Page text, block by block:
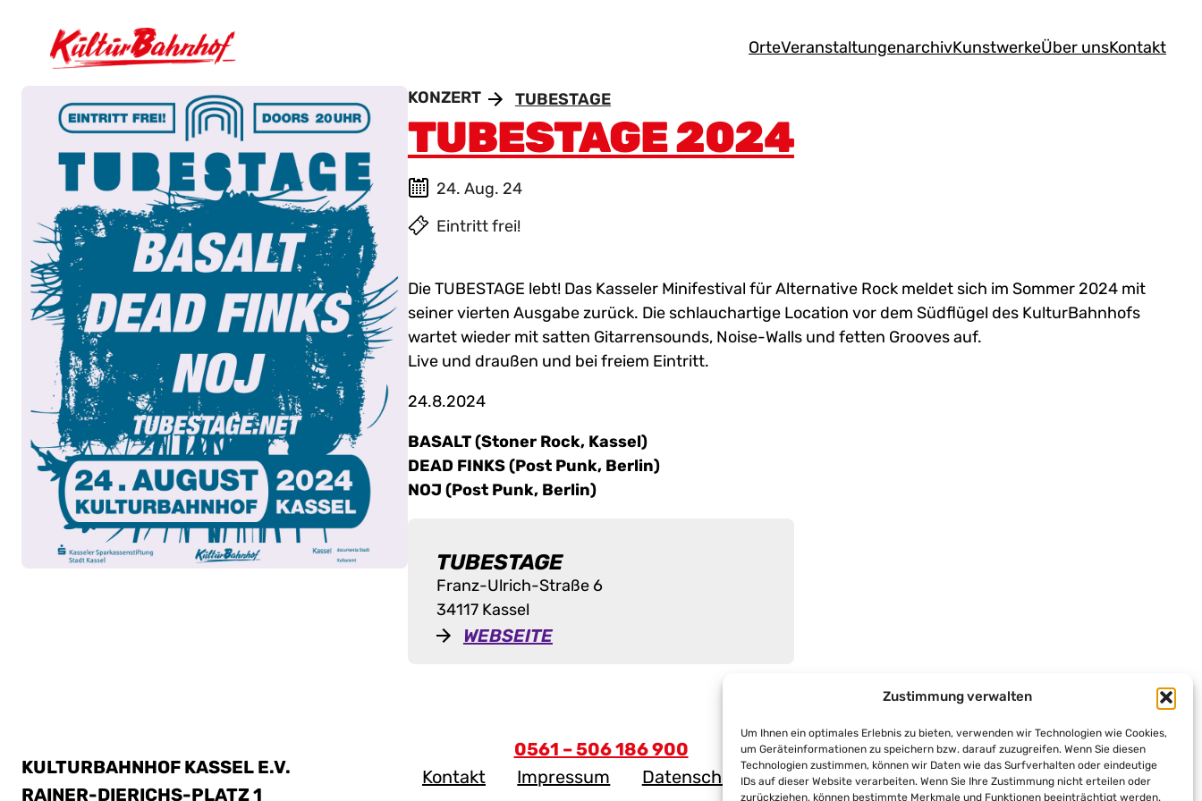
Zustimmung verwalten
Um Ihnen ein optimales Erlebnis zu bieten, verwenden wir Technologien wie Cookies,
um Geräteinformationen zu speichern bzw. darauf zuzugreifen. Wenn Sie diesen
Technologien zustimmen, können wir Daten wie das Surfverhalten oder eindeutige
IDs auf dieser Website verarbeiten. Wenn Sie Ihre Zustimmung nicht erteilen oder
zurückziehen, können bestimmte Merkmale und Funktionen beeinträchtigt werden.
OrteVeranstaltungenarchivKunstwerkeÜber unsKontakt
KONZERT TUBESTAGE
TUBESTAGE 2024
24. Aug. 24
Eintritt frei!
Die TUBESTAGE lebt! Das Kasseler Minifestival für Alternative Rock meldet sich im Sommer 2024 mit
seiner vierten Ausgabe zurück. Die schlauchartige Location vor dem Südflügel des KulturBahnhofs
wartet wieder mit satten Gitarrensounds, Noise-Walls und fetten Grooves auf.
Live und draußen und bei freiem Eintritt.
24.8.2024
BASALT (Stoner Rock, Kassel)
DEAD FINKS (Post Punk, Berlin)
NOJ (Post Punk, Berlin)
TUBESTAGE
Franz-Ulrich-Straße 6
34117 Kassel
WEBSEITE
KULTURBAHNHOF KASSEL E.V.
RAINER-DIERICHS-PLATZ 1
0561 – 506 186 900
Kontakt
Impressum Datenschutz